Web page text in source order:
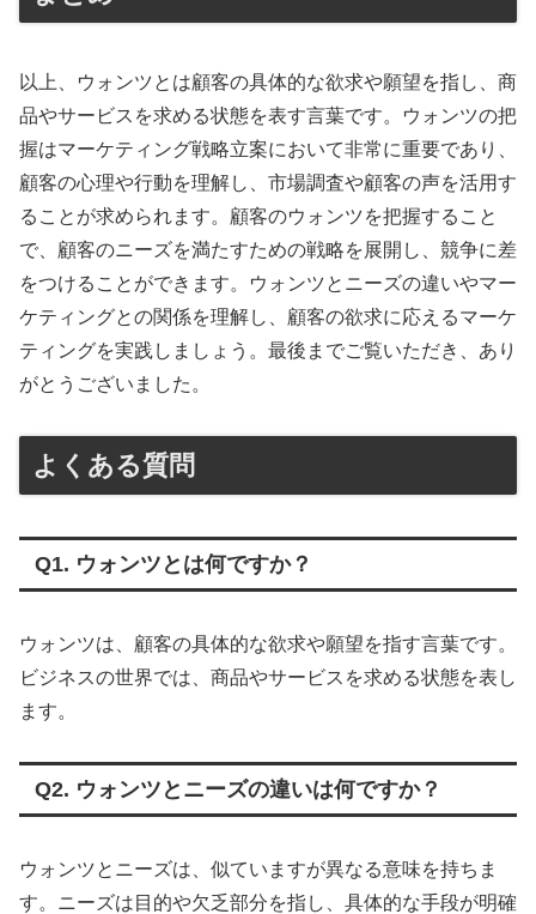
以上、ウォンツとは顧客の具体的な欲求や願望を指し、商
品やサービスを求める状態を表す言葉です。ウォンツの把
握はマーケティング戦略立案において非常に重要であり、
顧客の心理や行動を理解し、市場調査や顧客の声を活用す
ることが求められます。顧客のウォンツを把握すること
で、顧客のニーズを満たすための戦略を展開し、競争に差
をつけることができます。ウォンツとニーズの違いやマー
ケティングとの関係を理解し、顧客の欲求に応えるマーケ
ティングを実践しましょう。最後までご覧いただき、あり
がとうございました。
よくある質問
Q1. ウォンツとは何ですか？
ウォンツは、顧客の具体的な欲求や願望を指す言葉です。
ビジネスの世界では、商品やサービスを求める状態を表し
ます。
Q2. ウォンツとニーズの違いは何ですか？
ウォンツとニーズは、似ていますが異なる意味を持ちま
す。ニーズは目的や欠乏部分を指し、具体的な手段が明確